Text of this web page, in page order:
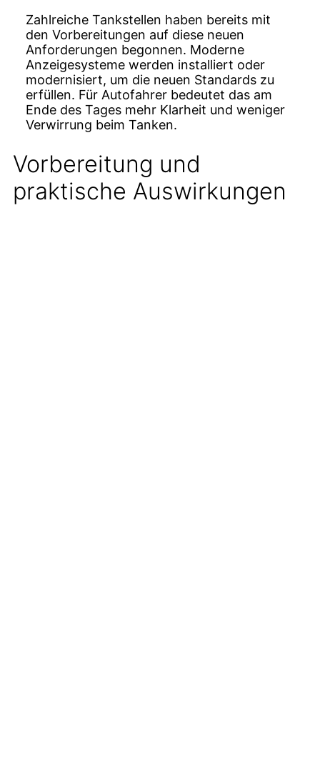
Zahlreiche Tankstellen haben bereits mit
den Vorbereitungen auf diese neuen
Anforderungen begonnen. Moderne
Anzeigesysteme werden installiert oder
modernisiert, um die neuen Standards zu
erfüllen. Für Autofahrer bedeutet das am
Ende des Tages mehr Klarheit und weniger
Verwirrung beim Tanken.
Vorbereitung und
praktische Auswirkungen